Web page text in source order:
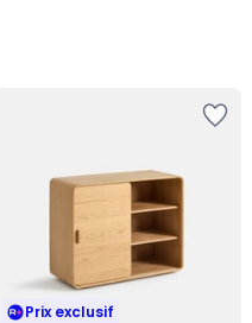
Prix exclusif